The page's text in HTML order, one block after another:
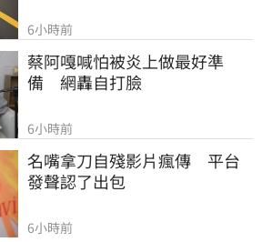
6小時前
蔡阿嘎喊怕被炎上做最好準
備　網轟自打臉
6小時前
名嘴拿刀自殘影片瘋傳　平台
發聲認了出包
6小時前